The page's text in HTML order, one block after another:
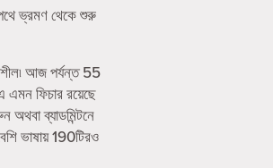
ভ্রমণ থেকে শুরু
আজ পর্যন্ত 55
ফিচার রয়েছে
ব্যাডমিন্টনে
ভাষায় 190টিরও